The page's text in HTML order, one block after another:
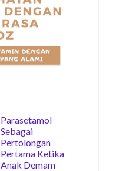
Parasetamol
Sebagai
Pertolongan
Pertama Ketika
Anak Demam